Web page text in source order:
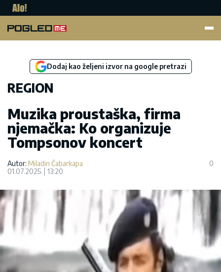
Dodaj kao željeni izvor na google pretrazi
REGION
Muzika proustaška, firma
njemačka: Ko organizuje
Tompsonov koncert
Autor: Miladin Čabarkapa
01.07.2025.
13:20
0